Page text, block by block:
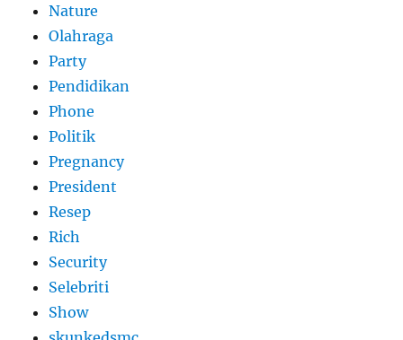
Nature
Olahraga
Party
Pendidikan
Phone
Politik
Pregnancy
President
Resep
Rich
Security
Selebriti
Show